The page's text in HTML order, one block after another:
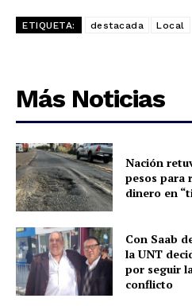
ETIQUETA: destacada Local
Más Noticias
Nación
pesos para
dinero en
Con Saab
la UNT
por seguir
conflicto